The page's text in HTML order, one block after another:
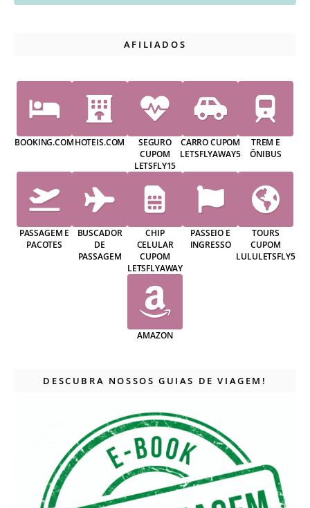
AFILIADOS
BOOKING.COMHOTEIS.COM
SEGURO
CUPOM
LETSFLY15
CARRO CUPOM
LETSFLYAWAY5
TREM E
ÔNIBUS
PASSAGEM E
PACOTES
BUSCADOR
DE
PASSAGEM
CHIP
CELULAR
CUPOM
LETSFLYAWAY
PASSEIO E
INGRESSO
TOURS
CUPOM
LULULETSFLY5
AMAZON
DESCUBRA NOSSOS GUIAS DE VIAGEM!